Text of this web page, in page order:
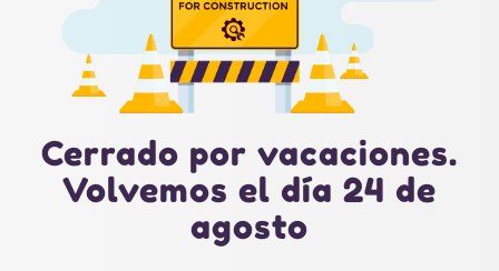
Cerrado por vacaciones.
Volvemos el día 24 de
agosto